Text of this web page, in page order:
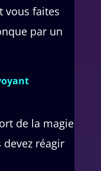
vous faites
par un
de la magie
réagir